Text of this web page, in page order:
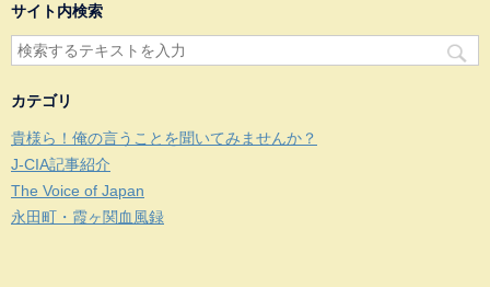
サイト内検索
カテゴリ
貴様ら！俺の言うことを聞いてみませんか？
J-CIA記事紹介
The Voice of Japan
永田町・霞ヶ関血風録